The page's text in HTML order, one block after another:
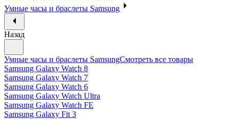
Умные часы и браслеты Samsung
Назад
Умные часы и браслеты SamsungСмотреть все товары
Samsung Galaxy Watch 8
Samsung Galaxy Watch 7
Samsung Galaxy Watch 6
Samsung Galaxy Watch Ultra
Samsung Galaxy Watch FE
Samsung Galaxy Fit 3